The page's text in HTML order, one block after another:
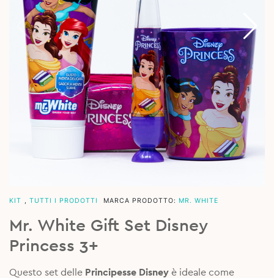
KIT TUTTI I PRODOTTI MARCA PRODOTTO: MR. WHITE
Mr. White Gift Set Disney
Princess 3+
Questo set delle Principesse Disney è ideale come